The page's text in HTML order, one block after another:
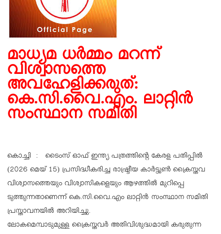
മാധ്യമ ധർമ്മം മറന്ന്
വിശ്വാസത്തെ
അവഹേളിക്കരുത്:
കെ.സി.വൈ.എം. ലാറ്റിൻ
സംസ്ഥാന സമിതി
കൊച്ചി : ടൈംസ് ഓഫ് ഇന്ത്യ പത്രത്തിന്റെ കേരള പതിപ്പിൽ
(2026 മെയ് 15) പ്രസിദ്ധീകരിച്ച രാഷ്ട്രീയ കാർട്ടൂൺ ക്രൈസ്തവ
വിശ്വാസത്തെയും വിശ്വാസികളെയും ആഴത്തിൽ മുറിപ്പെ
ടുത്തുന്നതാണെന്ന് കെ.സി.വൈ.എം ലാറ്റിൻ സംസ്ഥാന സമിതി
പ്രസ്താവനയിൽ അറിയിച്ചു.
ലോകമെമ്പാടുമുള്ള ക്രൈസ്തവർ അതിവിശുദ്ധമായി കരുതുന്ന